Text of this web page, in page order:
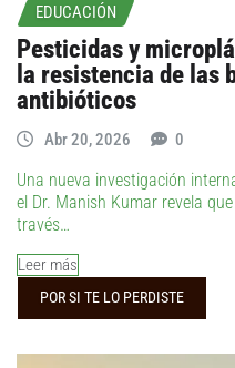
EDUCACIÓN
Pesticidas y
la resistencia de las
antibióticos
Abr 20, 2026 0
Una nueva investigación
el Dr. Manish Kumar revela
través…
Leer más
POR SI TE LO PERDISTE